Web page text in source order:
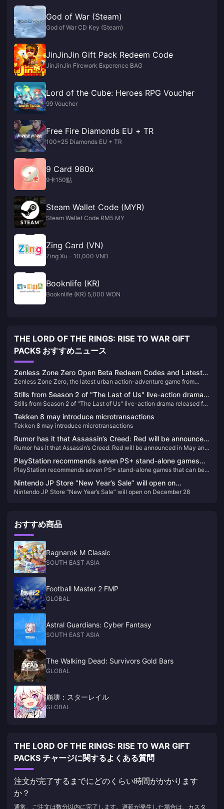
God of War (Steam)
God of War CD Key (Steam)
JinJinJin Gift Pack Redeem Code
JinJinJin Firework Experence BAG
Lord of the Cube: Heroes RPG Voucher
99 Voucher
Free Fire Diamonds EU + TR
100+25 Diamonds EU + TR
9 Card 980x
9卡150點
Steam Wallet Code (MYR)
Steam Wallet Code RM5 MY
Zing Card (VN)
Zing Xu - 10,000 VND
Booknlife (KR)
Booknlife (KR) 5,000 WON
THE LORD OF THE RINGS: RISE TO WAR GIFT
PACKS おすすめニュース
Zenless Zone Zero Open Beta Redeem Codes and Latest
News
Zenless Zone Zero, the latest urban action-adventure game from
city named New Eridu, the game thrusts players into a world affected
by supernatural disasters known as "Hollows." Players will embark on
various missions to combat these anomalies and uncover the
mysteries behind them​
Stills from Season 2 of "The Last of Us" live-action drama
released for the first time
Stills from Season 2 of "The Last of Us" live-action drama released for
Tekken 8 may introduce microtransactions
Tekken 8 may introduce microtransactions
Rumor has it that Assassin’s Creed: Red will be announced
in May and released in November
Rumor has it that Assassin’s Creed: Red will be announced in May and
PlayStation recommends seven PS+ stand-alone games
that can be enjoyed by multiple people
PlayStation recommends seven PS+ stand-alone games that can be
Nintendo JP Store “New Year’s Sale” will open on
December 28
Nintendo JP Store “New Year’s Sale” will open on December 28
おすすめ商品
Ragnarok M Classic
SOUTH EAST ASIA
Football Master 2 FMP
GLOBAL
Astral Guardians: Cyber Fantasy
SOUTH EAST ASIA
The Walking Dead: Survivors Gold Bars
GLOBAL
崩壊：スターレイル
GLOBAL
THE LORD OF THE RINGS: RISE TO WAR GIFT
PACKS チャージに関するよくある質問
注文が完了するまでにどのくらい時間がかかります
か？
通常、ご注文は数分以内に完了します。遅延が発生した場合は、カスタ